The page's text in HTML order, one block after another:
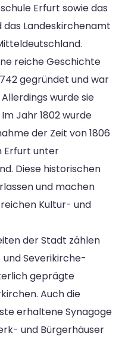
Erfurt sowie das
Landeskirchenamt
reiche Geschichte
gegründet und war
wurde sie
Jahr 1802 wurde
der Zeit von 1806
Erfurt unter
Diese historischen
und machen
Kultur- und
der Stadt zählen
Severikirche-
geprägte
Auch die
erhaltene Synagoge
und Bürgerhäuser